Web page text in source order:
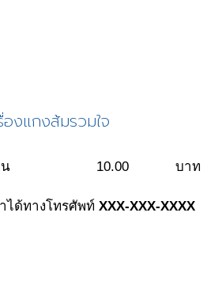
องแกงส้มรวมใจ
10.00 บาท
ได้ทางโทรศัพท์ XXX-XXX-XXXX